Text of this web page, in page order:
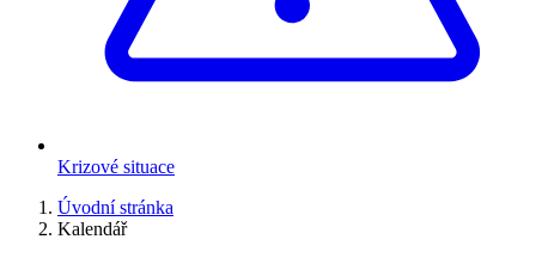
Krizové situace
Úvodní stránka
Kalendář